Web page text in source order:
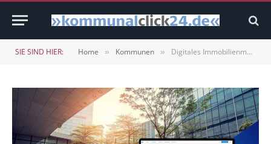
SIE SIND HIER: Home » Kommunen » Digitales Immobilienmanagement für Kommunen